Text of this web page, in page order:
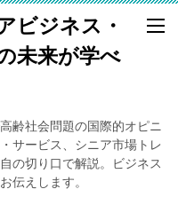
ビジネス・
未来が学べ
齢社会問題の国際的オピニ
サービス、シニア市場トレ
の切り口で解説。ビジネス
伝えします。